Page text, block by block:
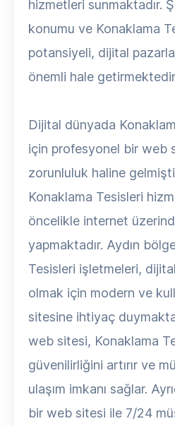
hizmetleri sunmaktadır.
konumu ve Konaklama
potansiyeli, dijital
önemli hale
Dijital dünyada
için profesyonel bir web
zorunluluk haline
Konaklama Tesisleri
öncelikle internet
yapmaktadır. Aydın
Tesisleri işletmeleri,
olmak için modern ve
sitesine ihtiyaç
web sitesi, Konaklama
güvenilirliğini artırır ve
ulaşım imkanı sağlar.
bir web sitesi ile 7/24